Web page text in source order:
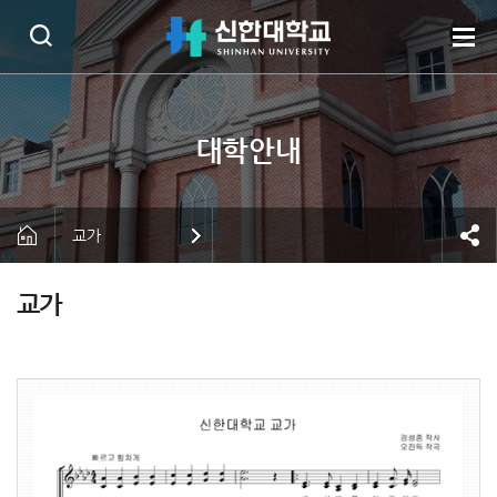
교가
교가